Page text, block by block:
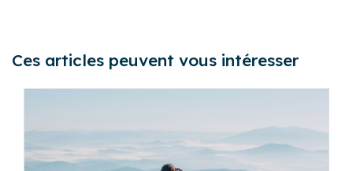
Ces articles peuvent vous intéresser